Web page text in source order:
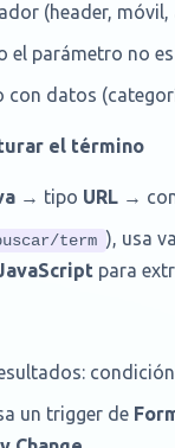
(header,
el parámetro no
con datos
el término
→ tipo URL →
term ), usa
para
condición
un trigger de